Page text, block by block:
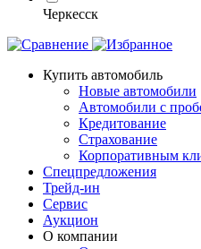
Черкесск
Купить автомобиль
Новые автомобили
Автомобили с
Кредитование
Страхование
Корпоративным
Спецпредложения
Трейд-ин
Сервис
Аукцион
О компании